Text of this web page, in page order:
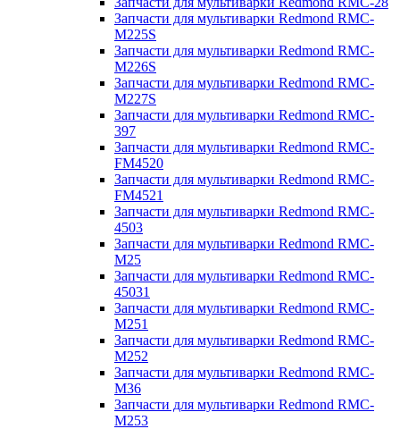
Запчасти для мультиварки Redmond RMC-
M225S
Запчасти для мультиварки Redmond RMC-
M226S
Запчасти для мультиварки Redmond RMC-
M227S
Запчасти для мультиварки Redmond RMC-
397
Запчасти для мультиварки Redmond RMC-
FM4520
Запчасти для мультиварки Redmond RMC-
FM4521
Запчасти для мультиварки Redmond RMC-
4503
Запчасти для мультиварки Redmond RMC-
M25
Запчасти для мультиварки Redmond RMC-
45031
Запчасти для мультиварки Redmond RMC-
M251
Запчасти для мультиварки Redmond RMC-
M252
Запчасти для мультиварки Redmond RMC-
M36
Запчасти для мультиварки Redmond RMC-
M253